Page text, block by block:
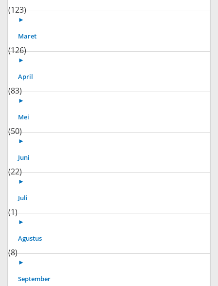
(123)
►
Maret
(126)
►
April
(83)
►
Mei
(50)
►
Juni
(22)
►
Juli
(1)
►
Agustus
(8)
►
September